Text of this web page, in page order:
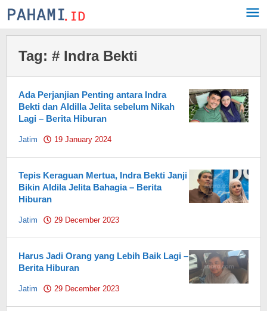
Skip
to
Tag: # Indra Bekti
Ada Perjanjian Penting antara Indra
Bekti dan Aldilla Jelita sebelum Nikah
Lagi – Berita Hiburan
Jatim 19 January 2024
Tepis Keraguan Mertua, Indra Bekti Janji
Bikin Aldila Jelita Bahagia – Berita
Hiburan
Jatim 29 December 2023
Harus Jadi Orang yang Lebih Baik Lagi –
Berita Hiburan
Jatim 29 December 2023